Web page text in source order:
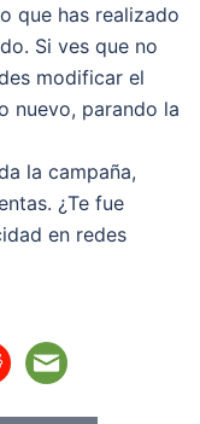
que has realizado
Si ves que no
modificar el
nuevo, parando la
la campaña,
¿Te fue
en redes